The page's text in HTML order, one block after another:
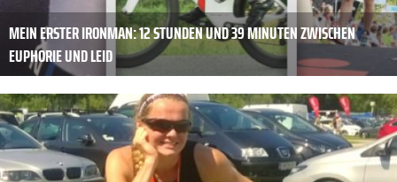
MEIN ERSTER IRONMAN: 12 STUNDEN UND 39 MINUTEN ZWISCHEN
EUPHORIE UND LEID